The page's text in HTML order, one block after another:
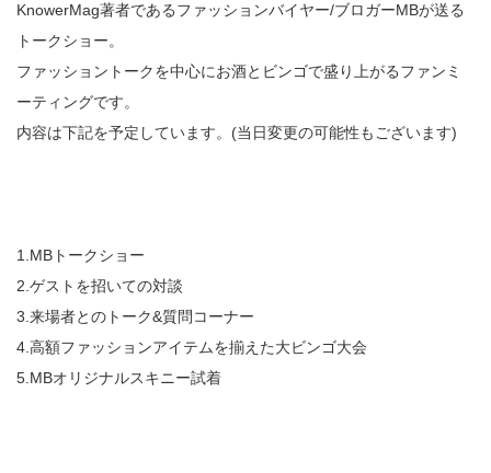
KnowerMag著者であるファッションバイヤー/ブロガーMBが送る
トークショー。
ファッショントークを中心にお酒とビンゴで盛り上がるファンミ
ーティングです。
内容は下記を予定しています。(当日変更の可能性もございます)
1.MBトークショー
2.ゲストを招いての対談
3.来場者とのトーク&質問コーナー
4.高額ファッションアイテムを揃えた大ビンゴ大会
5.MBオリジナルスキニー試着